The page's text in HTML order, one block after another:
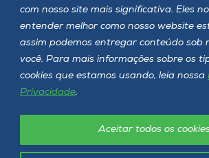
com nosso site mais significativa. Eles
entender melhor como nosso website
assim podemos entregar conteúdo sob
você. Para mais informações sobre os
cookies que estamos usando, leia nossa
Privacidade.
Aceitar todos os cookies
Política de privacidade LGPD